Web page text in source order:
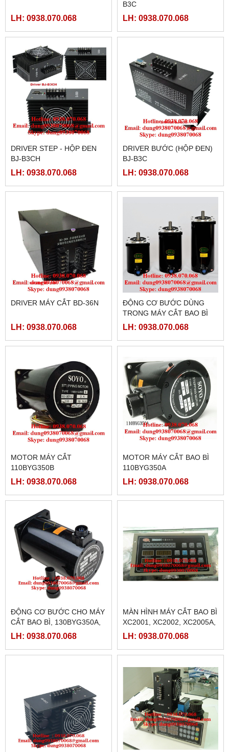
LH: 0938.070.068
B3C
LH: 0938.070.068
DRIVER STEP - HỘP ĐEN
BJ-B3CH
LH: 0938.070.068
DRIVER BƯỚC (HỘP ĐEN)
BJ-B3C
LH: 0938.070.068
DRIVER MÁY CẮT BD-36N
LH: 0938.070.068
ĐỘNG CƠ BƯỚC DÙNG
TRONG MÁY CẮT BAO BÌ
25N.M, 35N.M, 37N.M, 50N
LH: 0938.070.068
MOTOR MÁY CẮT
110BYG350B
LH: 0938.070.068
MOTOR MÁY CẮT BAO BÌ
110BYG350A
LH: 0938.070.068
ĐỘNG CƠ BƯỚC CHO MÁY
CẮT BAO BÌ, 130BYG350A,
130BYG350B, STEPPING
LH: 0938.070.068
MÀN HÌNH MÁY CẮT BAO BÌ
XC2001, XC2002, XC2005A,
XC2005B, XC2006A,
LH: 0938.070.068